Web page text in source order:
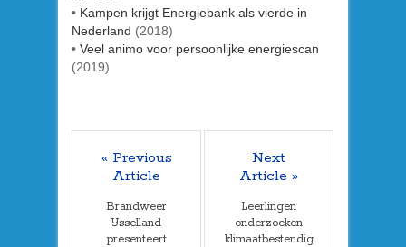
• Kampen krijgt Energiebank als vierde in
Nederland (2018)
• Veel animo voor persoonlijke energiescan
(2019)
« Previous
Article
Brandweer
IJsselland
presenteert
Next
Article »
Leerlingen
onderzoeken
klimaatbestendig